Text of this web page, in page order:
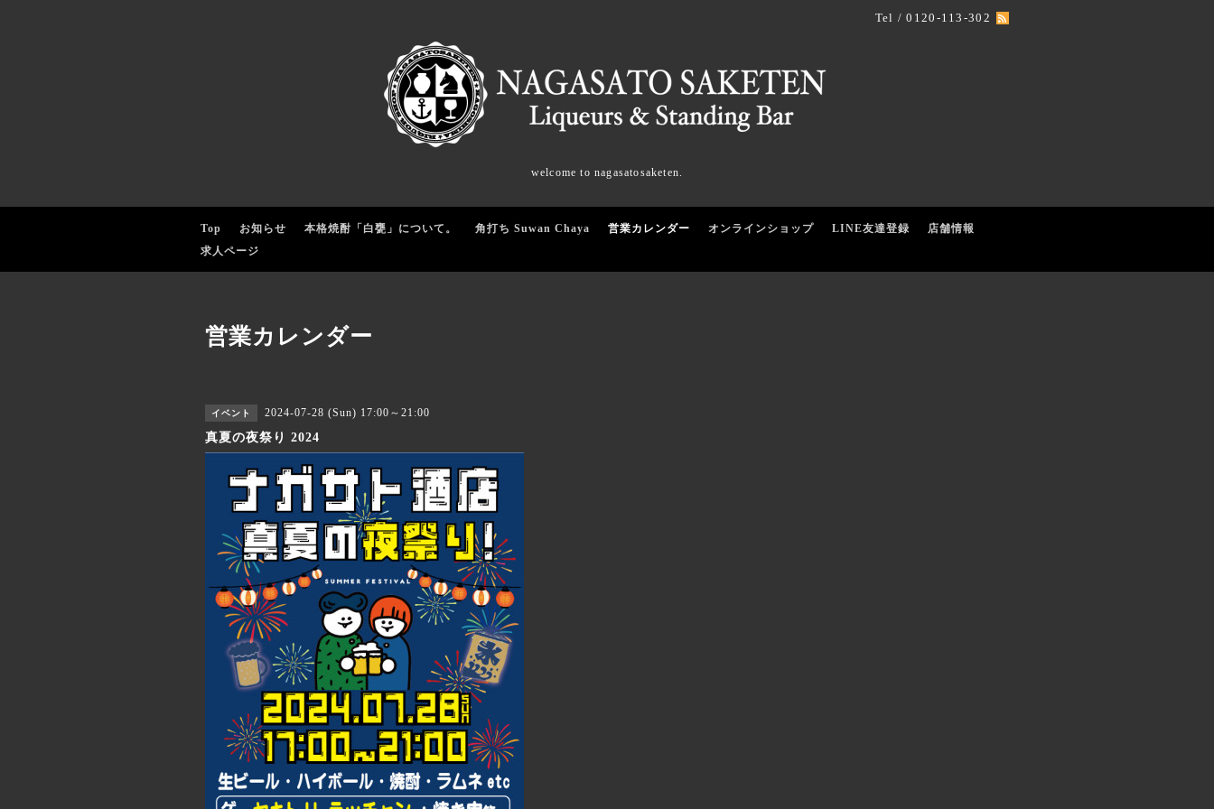
Tel / 0120-113-302
welcome to nagasatosaketen.
Top お知らせ 本格焼酎「白甕」について。 角打ち Suwan Chaya 営業カレンダー オンラインショップ LINE友達登録
店舗情報
求人ページ
営業カレンダー
イベント 2024-07-28 (Sun) 17:00～21:00
真夏の夜祭り 2024